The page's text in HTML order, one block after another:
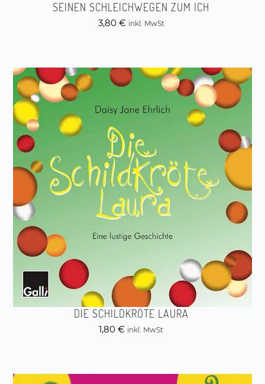
SEINEN SCHLEICHWEGEN ZUM ICH
3,80 € inkl. MwSt
DIE SCHILDKRÖTE LAURA
1,80 € inkl. MwSt